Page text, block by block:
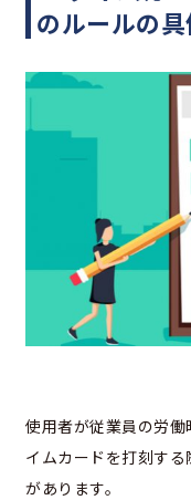
のルールの
使用者が従業員の労
イムカードを打刻す
があります。